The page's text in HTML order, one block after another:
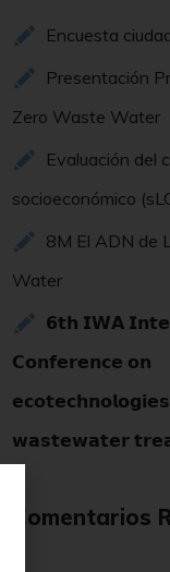
Encuesta
Presentación
Zero Waste Water
Evaluación del
socioeconómico
8M El ADN de
Water
𝟲𝘁𝗵 𝗜𝗪𝗔
𝗖𝗼𝗻𝗳𝗲𝗿𝗲𝗻𝗰𝗲 𝗼𝗻
𝘄𝗮𝘀𝘁𝗲𝘄𝗮𝘁𝗲𝗿
Comentarios